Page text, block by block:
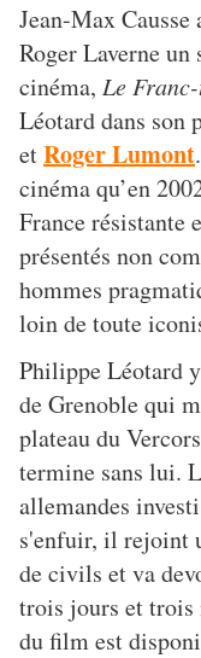
Jean-Max
Roger Laverne
cinéma, Le
Léotard dans son
etRoger Lumont
cinéma qu’en
France résistante
présentés non
hommes
loin de toute
Philippe Léotard
de Grenoble qui
plateau du
termine sans lui.
allemandes
s'enfuir, il rejoint
de civils et va
trois jours et
du film est